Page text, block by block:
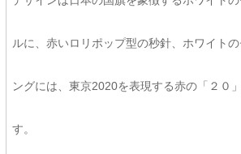
ルに、赤いロリポップ型の秒針、ホワイト
ングには、東京2020を表現する赤の「２０
す。